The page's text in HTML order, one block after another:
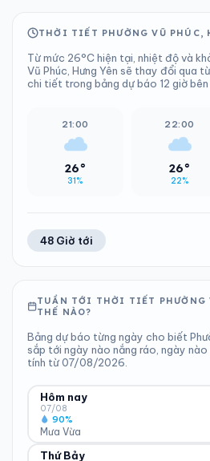
THỜI TIẾT PHƯỜNG VŨ PHÚC,
Từ mức 26°C hiện tại, nhiệt độ và
Vũ Phúc, Hưng Yên sẽ thay đổi qua
chi tiết trong bảng dự báo 12 giờ bên
21:00
26°
31%
22:00
26°
22%
48 Giờ tới
TUẦN TỚI THỜI TIẾT PHƯỜNG
THẾ NÀO?
Bảng dự báo từng ngày cho biết
sắp tới ngày nào nắng ráo, ngày nào
tính từ 07/08/2026.
Hôm nay
07/08
Mưa Vừa
90%
ĐỘ ẨM
Thứ Bảy